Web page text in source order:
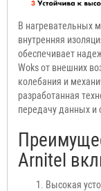
В нагревательных
внутренняя
обеспечивает
Woks от внешних
колебания и
разработанная
передачу данных и
Arnitel
Высокая